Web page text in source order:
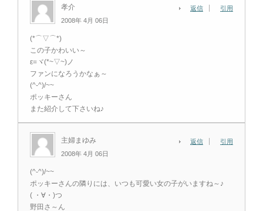
孝介
2008年 4月 06日
返信 引用
(*⌒▽⌒*)
この子かわいい～
ε=ヾ(*~▽~)ノ
ファンになろうかなぁ～
(^-^)/~~
ポッキーさん
また紹介して下さいね♪
主婦まゆみ
2008年 4月 06日
返信 引用
(^-^)/~~
ポッキーさんの隣りには、いつも可愛い女の子がいますね～♪
( ・∀・)つ
野田さ～ん